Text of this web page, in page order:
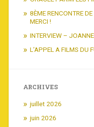
8ÈME RENCONTRE
MERCI !
INTERVIEW –
L’APPEL A FILMS DU
ARCHIVES
juillet 2026
juin 2026